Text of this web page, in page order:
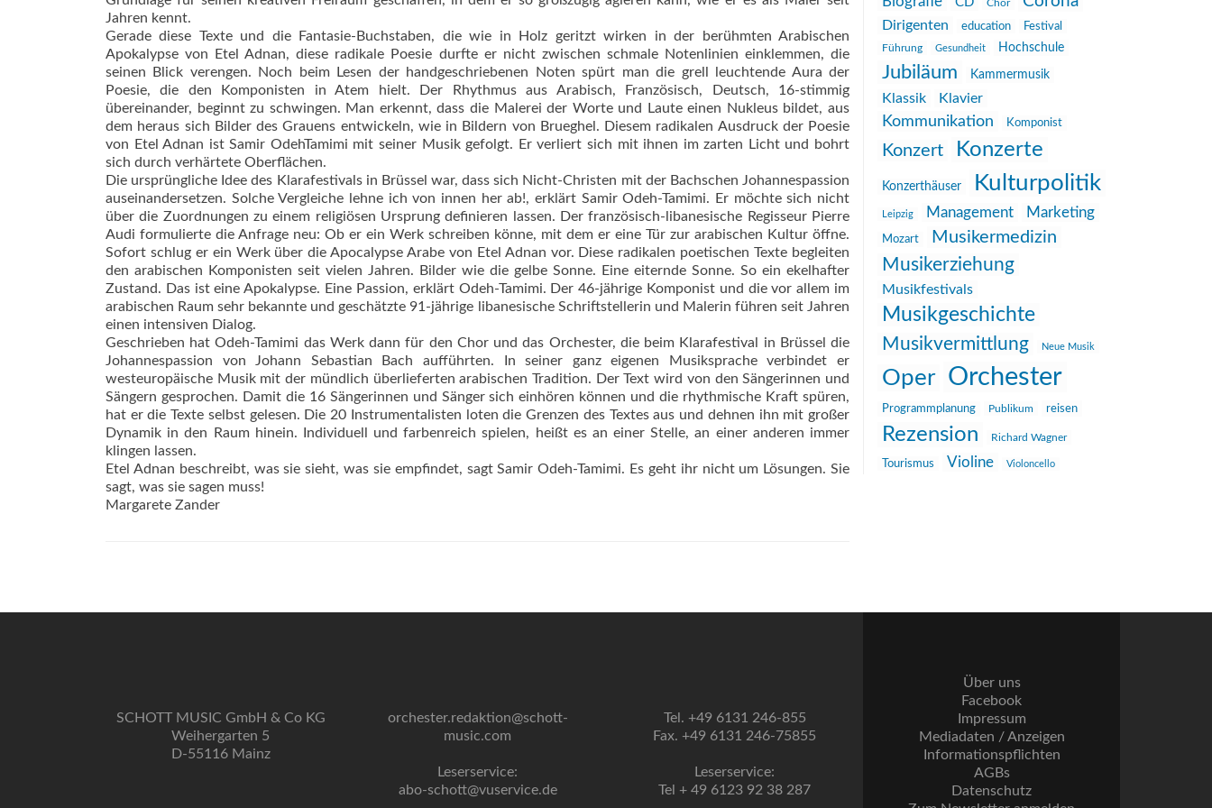
Jahren kennt.
Gerade diese Texte und die Fantasie-Buchstaben, die wie in Holz geritzt wirken in der berühmten Arabischen
Apokalypse von Etel Adnan, diese radikale Poesie durfte er nicht zwischen schmale Notenlinien einklemmen, die
seinen Blick verengen. Noch beim Lesen der handgeschriebenen Noten spürt man die grell leuchtende Aura der
Poesie, die den Komponisten in Atem hielt. Der Rhythmus aus Arabisch, Französisch, Deutsch, 16-stimmig
übereinander, beginnt zu schwingen. Man erkennt, dass die Malerei der Worte und Laute einen Nukleus bildet, aus
dem heraus sich Bilder des Grauens entwickeln, wie in Bildern von Brueghel. Diesem radikalen Ausdruck der Poesie
von Etel Adnan ist Samir OdehTamimi mit seiner Musik gefolgt. Er verliert sich mit ihnen im zarten Licht und bohrt
sich durch verhärtete Oberflächen.
Die ursprüngliche Idee des Klarafestivals in Brüssel war, dass sich Nicht-Christen mit der Bachschen Johannespassion
auseinandersetzen. Solche Vergleiche lehne ich von innen her ab!, erklärt Samir Odeh-Tamimi. Er möchte sich nicht
über die Zuordnungen zu einem religiösen Ursprung definieren lassen. Der französisch-libanesische Regisseur Pierre
Audi formulierte die An­frage neu: Ob er ein Werk schreiben könne, mit dem er eine Tür zur arabischen Kultur öffne.
Sofort schlug er ein Werk über die Apocalypse Arabe von Etel Adnan vor. Diese radikalen poetischen Texte begleiten
den arabischen Komponisten seit vielen Jahren. Bilder wie die gelbe Sonne. Eine eiternde Sonne. So ein ekelhafter
Zustand. Das ist eine Apokalypse. Eine Passion, erklärt Odeh-Tamimi. Der 46-jährige Komponist und die vor allem im
arabischen Raum sehr bekannte und geschätzte 91-jährige libanesische Schriftstellerin und Malerin führen seit Jahren
einen intensiven Dialog.
Geschrieben hat Odeh-Tamimi das Werk dann für den Chor und das Orchester, die beim Klarafestival in Brüssel die
Johannespassion von Johann Sebastian Bach aufführten. In seiner ganz eigenen Musiksprache verbindet er
westeuropäische Musik mit der mündlich überlieferten arabischen Tradition. Der Text wird von den Sängerinnen und
Sängern gesprochen. Damit die 16 Sängerinnen und Sänger sich einhören können und die rhythmische Kraft spüren,
hat er die Texte selbst gelesen. Die 20 Instrumentalisten loten die Grenzen des Textes aus und dehnen ihn mit großer
Dynamik in den Raum hinein. Individuell und farbenreich spielen, heißt es an einer Stelle, an einer anderen immer
klingen lassen.
Etel Adnan beschreibt, was sie sieht, was sie empfindet, sagt Samir Odeh-Tamimi. Es geht ihr nicht um Lösungen. Sie
sagt, was sie sagen muss!
Margarete Zander
Chor
Dirigenten education
Festival
Führung
Gesundheit Hochschule
Jubiläum Kammermusik
Klassik Klavier
Kommunikation Komponist
Konzert Konzerte
Konzerthäuser Kulturpolitik
Leipzig Management Marketing
Mozart Musikermedizin
Musikerziehung
Musikfestivals
Musikgeschichte
Musikvermittlung Neue Musik
Oper Orchester
Programmplanung Publikum reisen
Rezension Richard Wagner
Tourismus Violine Violoncello
SCHOTT MUSIC GmbH & Co KG
Weihergarten 5
D-55116 Mainz
orchester.redaktion@schott-
music.com
Leserservice:
abo-schott@vuservice.de
Tel. +49 6131 246-855
Fax. +49 6131 246-75855
Leserservice:
Tel + 49 6123 92 38 287
Über uns
Facebook
Impressum
Mediadaten / Anzeigen
Informationspflichten
AGBs
Datenschutz